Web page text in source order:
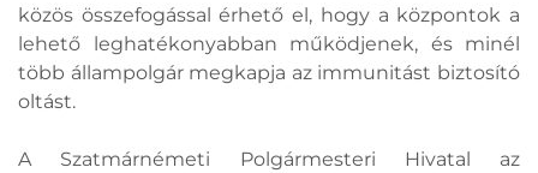
közös összefogással érhető el, hogy a központok a
lehető leghatékonyabban működjenek, és minél
több állampolgár megkapja az immunitást biztosító
oltást.
A Szatmárnémeti Polgármesteri Hivatal az